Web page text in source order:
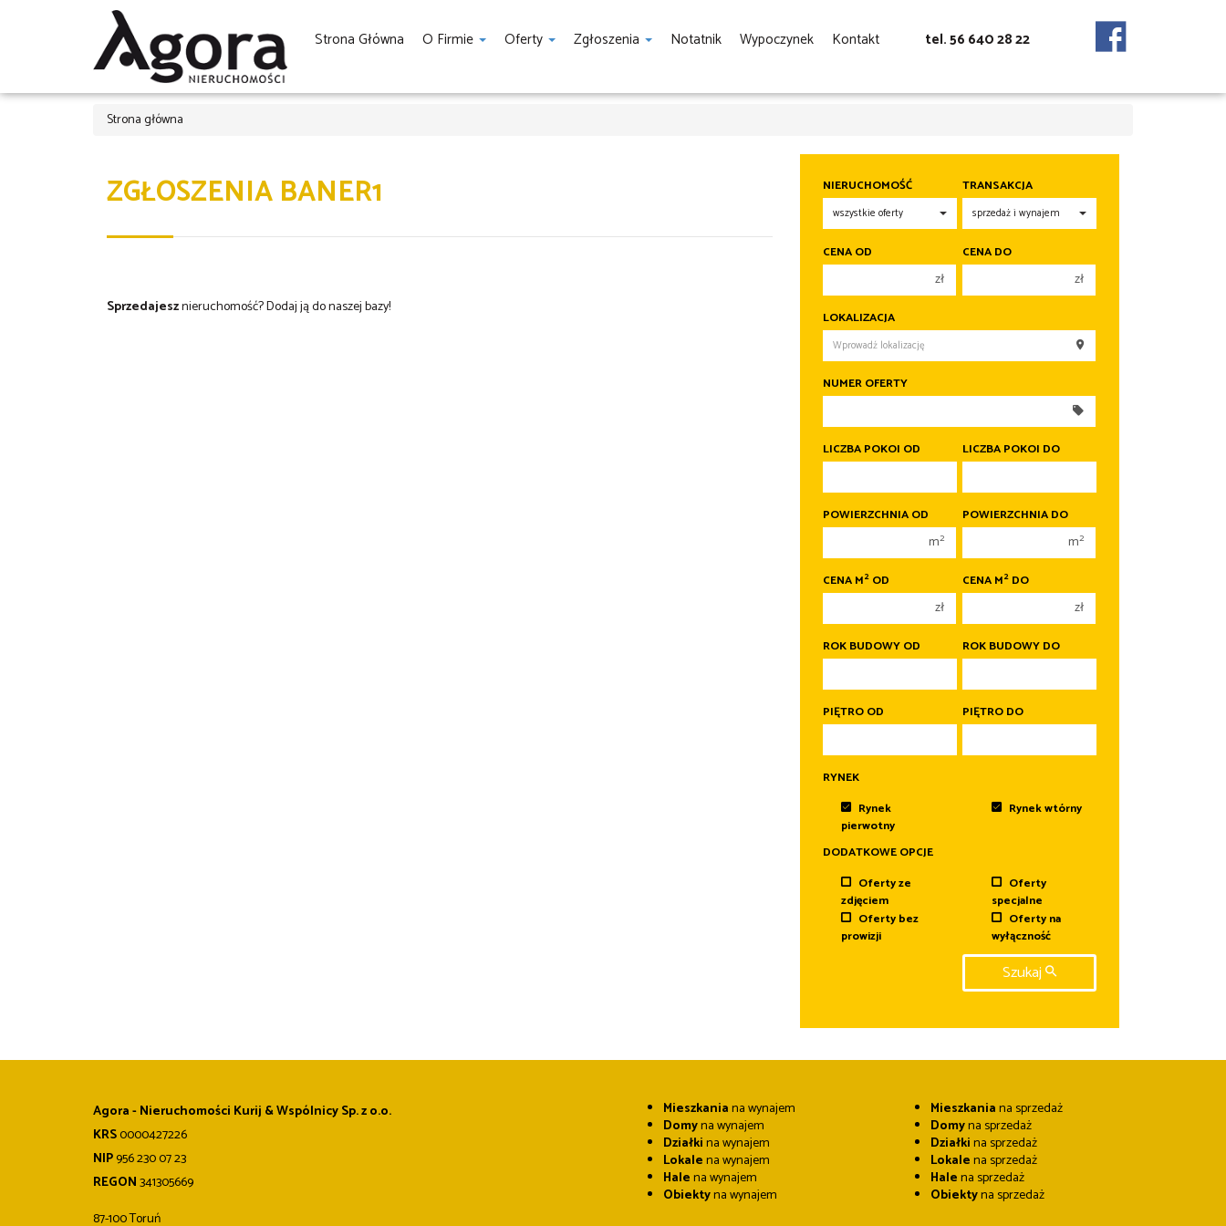
Strona Główna O Firmie Oferty Zgłoszenia Notatnik Wypoczynek Kontakt tel. 56 640 28 22
Strona główna
NIERUCHOMOŚĆ TRANSAKCJA
CENA OD
zł
200 000 zł
250 000 zł
300 000 zł
400 000 zł
CENA DO
zł
200 000 zł
250 000 zł
400 000 zł
LOKALIZACJA
NUMER OFERTY
LICZBA POKOI OD
2 pokoje
3 pokoje
4 pokoje
6 pokoi
LICZBA POKOI DO
2 pokoje
3 pokoje
4 pokoje
6 pokoi
POWIERZCHNIA OD
m2
POWIERZCHNIA DO
m2
CENA M2 OD
zł
CENA M2DO
zł
ROK BUDOWY OD ROK BUDOWY DO
PIĘTRO OD PIĘTRO DO
RYNEK
Rynek
pierwotny
Rynek wtórny
DODATKOWE OPCJE
Oferty ze
zdjęciem
Oferty
specjalne
Oferty bez
prowizji
Oferty na
wyłączność
Szukaj
ZGŁOSZENIA BANER1
Sprzedajesznieruchomość?Dodaj ją do naszej bazy!
Agora - Nieruchomości Kurij & Wspólnicy Sp. z o.o.
KRS0000427226
NIP956 230 07 23
REGON341305669
87-100 Toruń
Mieszkaniana wynajem
Domyna wynajem
Działkina wynajem
Lokalena wynajem
Halena wynajem
Obiektyna wynajem
Mieszkaniana sprzedaż
Domyna sprzedaż
Działkina sprzedaż
Lokalena sprzedaż
Halena sprzedaż
Obiektyna sprzedaż